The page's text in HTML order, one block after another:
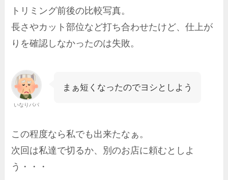
トリミング前後の比較写真。
長さやカット部位など打ち合わせたけど、仕上が
りを確認しなかったのは失敗。
いなりパパ
まぁ短くなったのでヨシとしよう
この程度なら私でも出来たなぁ。
次回は私達で切るか、別のお店に頼むとしよ
う・・・